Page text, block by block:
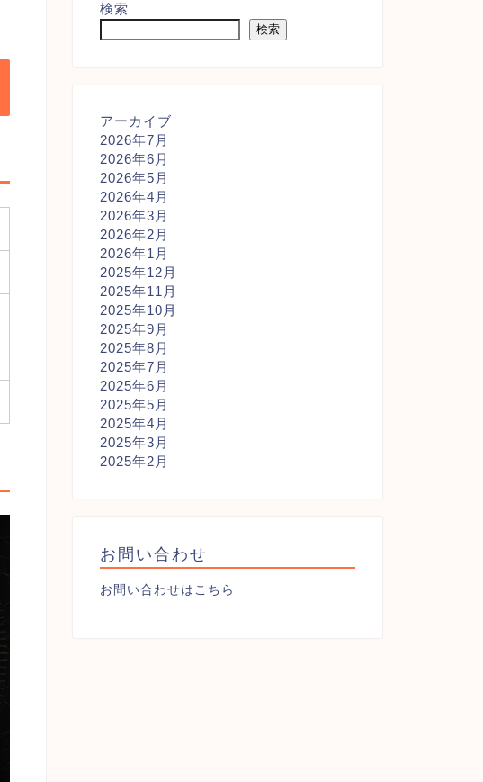
検索
検索
アーカイブ
2026年7月
2026年6月
2026年5月
2026年4月
2026年3月
2026年2月
2026年1月
2025年12月
2025年11月
2025年10月
2025年9月
2025年8月
2025年7月
2025年6月
2025年5月
2025年4月
2025年3月
2025年2月
お問い合わせ
お問い合わせはこちら